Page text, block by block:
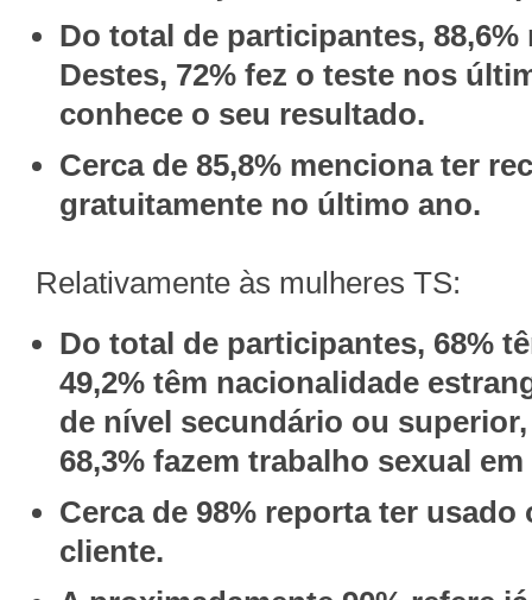
Do total de participantes,
Destes, 72% fez o teste nos
conhece o seu resultado.
Cerca de 85,8% menciona ter
gratuitamente no último ano.
Relativamente às mulheres TS:
Do total de participantes, 68%
49,2% têm nacionalidade
de nível secundário ou
68,3% fazem trabalho sexual
Cerca de 98% reporta ter
cliente.